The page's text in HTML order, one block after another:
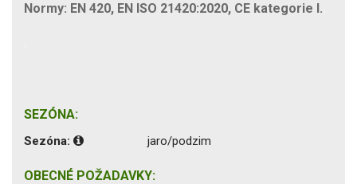
Normy: EN 420, EN ISO 21420:2020, CE kategorie I.
SEZÓNA:
Sezóna: jaro/podzim
OBECNÉ POŽADAVKY: